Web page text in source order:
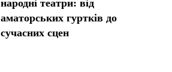
народні театри: від
аматорських гуртків до
сучасних сцен